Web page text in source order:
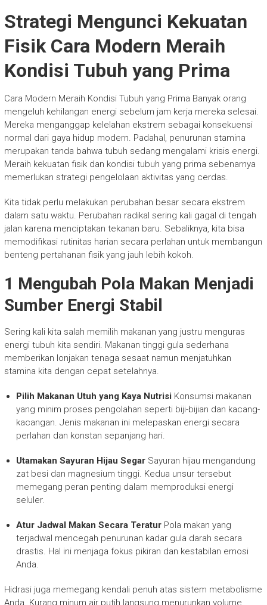
Strategi Mengunci Kekuatan
Fisik Cara Modern Meraih
Kondisi Tubuh yang Prima
Cara Modern Meraih Kondisi Tubuh yang Prima Banyak orang
mengeluh kehilangan energi sebelum jam kerja mereka selesai.
Mereka menganggap kelelahan ekstrem sebagai konsekuensi
normal dari gaya hidup modern. Padahal, penurunan stamina
merupakan tanda bahwa tubuh sedang mengalami krisis energi.
Meraih kekuatan fisik dan kondisi tubuh yang prima sebenarnya
memerlukan strategi pengelolaan aktivitas yang cerdas.
Kita tidak perlu melakukan perubahan besar secara ekstrem
dalam satu waktu. Perubahan radikal sering kali gagal di tengah
jalan karena menciptakan tekanan baru. Sebaliknya, kita bisa
memodifikasi rutinitas harian secara perlahan untuk membangun
benteng pertahanan fisik yang jauh lebih kokoh.
1 Mengubah Pola Makan Menjadi
Sumber Energi Stabil
Sering kali kita salah memilih makanan yang justru menguras
energi tubuh kita sendiri. Makanan tinggi gula sederhana
memberikan lonjakan tenaga sesaat namun menjatuhkan
stamina kita dengan cepat setelahnya.
Pilih Makanan Utuh yang Kaya Nutrisi Konsumsi makanan
yang minim proses pengolahan seperti biji-bijian dan kacang-
kacangan. Jenis makanan ini melepaskan energi secara
perlahan dan konstan sepanjang hari.
Utamakan Sayuran Hijau SegarSayuran hijau mengandung
zat besi dan magnesium tinggi. Kedua unsur tersebut
memegang peran penting dalam memproduksi energi
seluler.
Atur Jadwal Makan Secara TeraturPola makan yang
terjadwal mencegah penurunan kadar gula darah secara
drastis. Hal ini menjaga fokus pikiran dan kestabilan emosi
Anda.
Hidrasi juga memegang kendali penuh atas sistem metabolisme